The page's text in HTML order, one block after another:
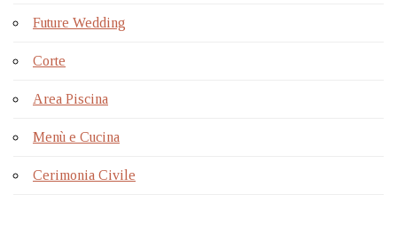
Future Wedding
Corte
Area Piscina
Menù e Cucina
Cerimonia Civile